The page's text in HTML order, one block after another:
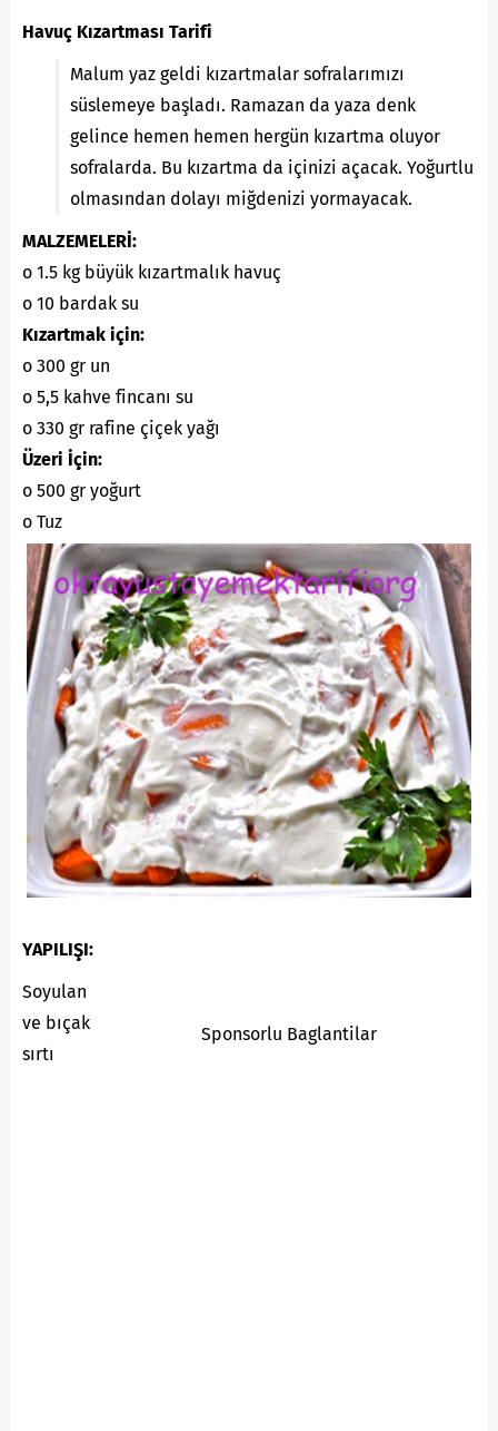
Havuç Kızartması Tarifi
Malum yaz geldi kızartmalar sofralarımızı
süslemeye başladı. Ramazan da yaza denk
gelince hemen hemen hergün kızartma oluyor
sofralarda. Bu kızartma da içinizi açacak. Yoğurtlu
olmasından dolayı miğdenizi yormayacak.
MALZEMELERİ:
o 1.5 kg büyük kızartmalık havuç
o 10 bardak su
Kızartmak için:
o 300 gr un
o 5,5 kahve fincanı su
o 330 gr rafine çiçek yağı
Üzeri İçin:
o 500 gr yoğurt
o Tuz
YAPILIŞI:
Sponsorlu Baglantilar
Soyulan
ve bıçak
sırtı